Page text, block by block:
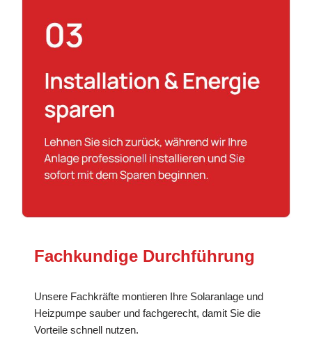
Fachkundige Durchführung
Unsere Fachkräfte montieren Ihre Solaranlage und
Heizpumpe sauber und fachgerecht, damit Sie die
Vorteile schnell nutzen.